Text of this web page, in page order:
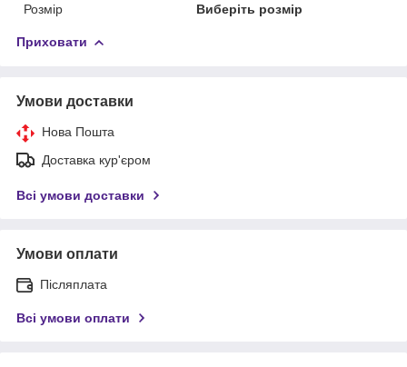
Розмір
Виберіть розмір
Приховати
Умови доставки
Нова Пошта
Доставка кур'єром
Всі умови доставки
Умови оплати
Післяплата
Всі умови оплати